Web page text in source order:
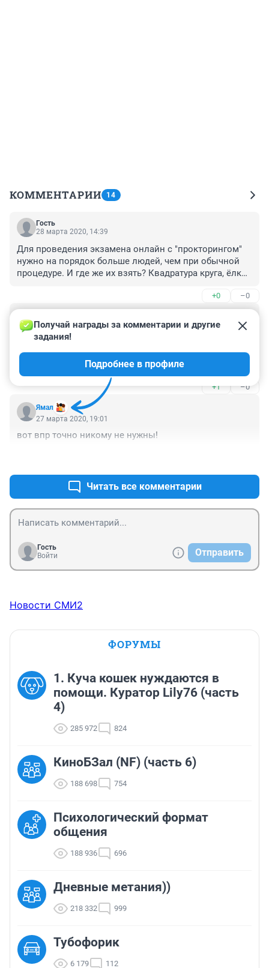
КОММЕНТАРИИ 14
Гость
28 марта 2020, 14:39
Для проведения экзамена онлайн с "прокторингом"
нужно на порядок больше людей, чем при обычной
процедуре. И где же их взять? Квадратура круга, ёлки-
раздавать дипломы вузов, а там живи как знаешь.
+0 –0
28 марта 2020, 12:42
Выпускники этого года оказались в заведомо
невыгодных условиях - учителя не умеют преподавать
онлайн, не готовы планировать дистанционную
работу, большая часть 9- и 11-классников не умеют
работать самостоятельно. И на учащихся, и на
учителях сказывается ситуация неопределенности.
Все прекрасно понимают, что это, скорее всего, не
последний перенос дат. В текущих условиях логичнее
всего было бы отменить ОГЭ или оставить 2
Выпускникам нужна определенность, прокторинг, по
крайней мере, может гарантировать им дату сдачи
экзаменов вне зависимости от ситуации с вирусом.
+1 –0
Ямал
Получай награды за комментарии и другие
задания!
Подробнее в профиле
27 марта 2020, 19:01
вот впр точно никому не нужны!
Читать все комментарии
Гость
Войти
Отправить
Новости СМИ2
ФОРУМЫ
1. Куча кошек нуждаются в
помощи. Куратор Lily76 (часть
4)
285 972 824
КиноБЗал (NF) (часть 6)
188 698 754
Психологический формат
общения
188 936 696
Дневные метания))
218 332 999
Тубофорик
6 179 112